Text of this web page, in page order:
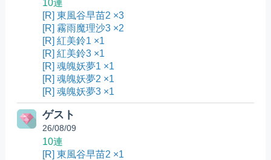
10連
[R] 東風谷早苗2 ×3
[R] 霧雨魔理沙3 ×2
[R] 紅美鈴1 ×1
[R] 紅美鈴3 ×1
[R] 魂魄妖夢1 ×1
[R] 魂魄妖夢2 ×1
[R] 魂魄妖夢3 ×1
ゲスト
26/08/09
10連
[R] 東風谷早苗2 ×1